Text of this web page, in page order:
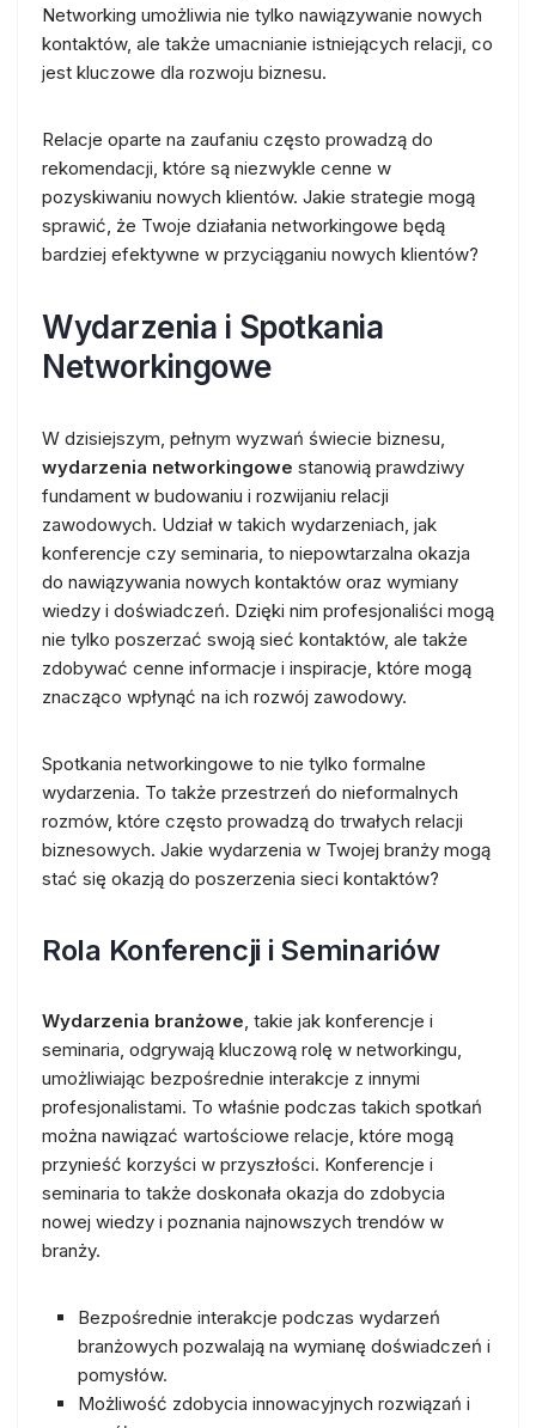
Networking umożliwia nie tylko nawiązywanie nowych
kontaktów, ale także umacnianie istniejących relacji, co
jest kluczowe dla rozwoju biznesu.
Relacje oparte na zaufaniu często prowadzą do
rekomendacji, które są niezwykle cenne w
pozyskiwaniu nowych klientów. Jakie strategie mogą
sprawić, że Twoje działania networkingowe będą
bardziej efektywne w przyciąganiu nowych klientów?
Wydarzenia i Spotkania
Networkingowe
W dzisiejszym, pełnym wyzwań świecie biznesu,
wydarzenia networkingowe stanowią prawdziwy
fundament w budowaniu i rozwijaniu relacji
zawodowych. Udział w takich wydarzeniach, jak
konferencje czy seminaria, to niepowtarzalna okazja
do nawiązywania nowych kontaktów oraz wymiany
wiedzy i doświadczeń. Dzięki nim profesjonaliści mogą
nie tylko poszerzać swoją sieć kontaktów, ale także
zdobywać cenne informacje i inspiracje, które mogą
znacząco wpłynąć na ich rozwój zawodowy.
Spotkania networkingowe to nie tylko formalne
wydarzenia. To także przestrzeń do nieformalnych
rozmów, które często prowadzą do trwałych relacji
biznesowych. Jakie wydarzenia w Twojej branży mogą
stać się okazją do poszerzenia sieci kontaktów?
Rola Konferencji i Seminariów
Wydarzenia branżowe, takie jak konferencje i
seminaria, odgrywają kluczową rolę w networkingu,
umożliwiając bezpośrednie interakcje z innymi
profesjonalistami. To właśnie podczas takich spotkań
można nawiązać wartościowe relacje, które mogą
przynieść korzyści w przyszłości. Konferencje i
seminaria to także doskonała okazja do zdobycia
nowej wiedzy i poznania najnowszych trendów w
branży.
Bezpośrednie interakcje podczas wydarzeń
branżowych pozwalają na wymianę doświadczeń i
pomysłów.
Możliwość zdobycia innowacyjnych rozwiązań i